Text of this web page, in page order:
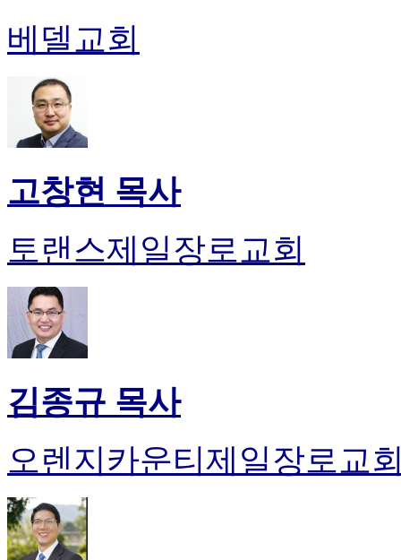
베델교회
고창현 목사
토랜스제일장로교회
김종규 목사
오렌지카운티제일장로교